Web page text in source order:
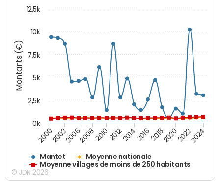
Montants (€)
Mantet
Moyenne nationale
Moyenne villages de moins de 250 habitants
200020022006200820102012201420162018202020222024
0k
2,5k
5k
7,5k
10k
12,5k
© JDN 2026